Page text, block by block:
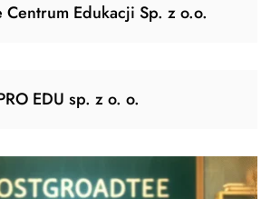
Centrum Edukacji Sp. z o.o.
EDU sp. z o. o.